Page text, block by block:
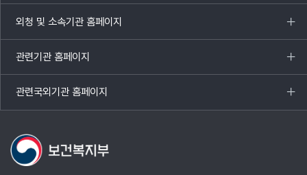
열기
외청 및 소속기관 홈페이지
목록
열기
관련기관 홈페이지
목록
열기
관련국외기관 홈페이지
목록
열기